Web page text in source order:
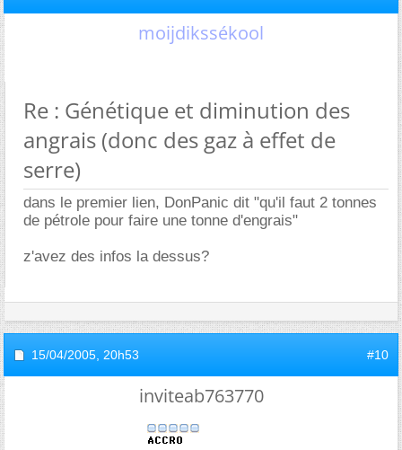
moijdikssékool
Re : Génétique et diminution des
angrais (donc des gaz à effet de
serre)
dans le premier lien, DonPanic dit "qu'il faut 2 tonnes
de pétrole pour faire une tonne d'engrais"
z'avez des infos la dessus?
15/04/2005, 20h53 #10
inviteab763770